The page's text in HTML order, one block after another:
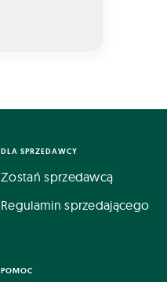
DLA SPRZEDAWCY
Zostań sprzedawcą
Regulamin sprzedającego
POMOC